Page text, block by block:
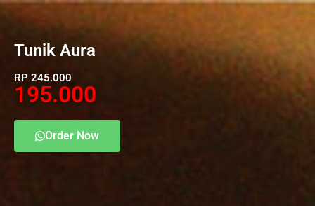
Tunik Aura
RP 245.000
195.000
Order Now